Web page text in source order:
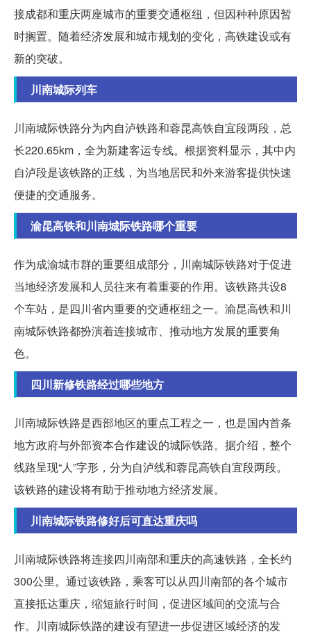
接成都和重庆两座城市的重要交通枢纽，但因种种原因暂
时搁置。随着经济发展和城市规划的变化，高铁建设或有
新的突破。
川南城际列车
川南城际铁路分为内自泸铁路和蓉昆高铁自宜段两段，总
长220.65km，全为新建客运专线。根据资料显示，其中内
自泸段是该铁路的正线，为当地居民和外来游客提供快速
便捷的交通服务。
渝昆高铁和川南城际铁路哪个重要
作为成渝城市群的重要组成部分，川南城际铁路对于促进
当地经济发展和人员往来有着重要的作用。该铁路共设8
个车站，是四川省内重要的交通枢纽之一。渝昆高铁和川
南城际铁路都扮演着连接城市、推动地方发展的重要角
色。
四川新修铁路经过哪些地方
川南城际铁路是西部地区的重点工程之一，也是国内首条
地方政府与外部资本合作建设的城际铁路。据介绍，整个
线路呈现“人”字形，分为自泸线和蓉昆高铁自宜段两段。
该铁路的建设将有助于推动地方经济发展。
川南城际铁路修好后可直达重庆吗
川南城际铁路将连接四川南部和重庆的高速铁路，全长约
300公里。通过该铁路，乘客可以从四川南部的各个城市
直接抵达重庆，缩短旅行时间，促进区域间的交流与合
作。川南城际铁路的建设有望进一步促进区域经济的发